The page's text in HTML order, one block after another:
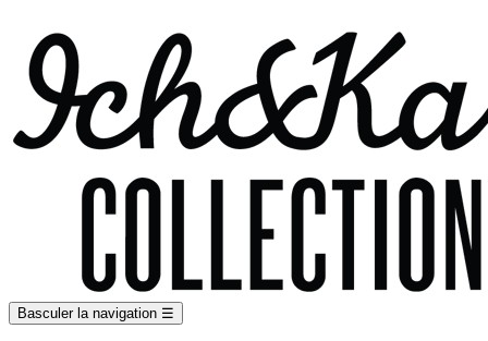
Basculer la navigation ☰